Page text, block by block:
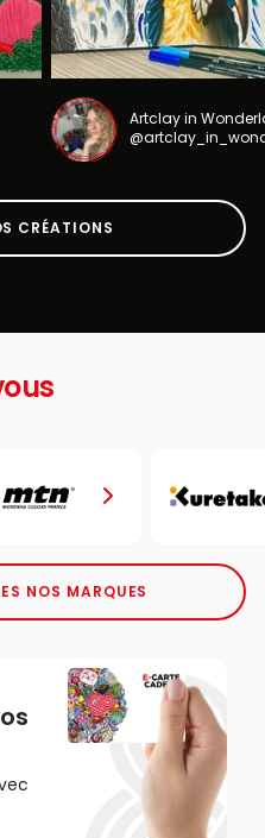
Artclay in
CRÉATIONS
NOS MARQUES